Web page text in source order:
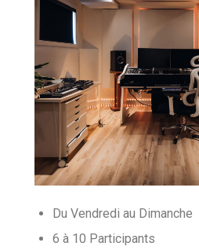
Du Vendredi au Dimanche
6 à 10 Participants